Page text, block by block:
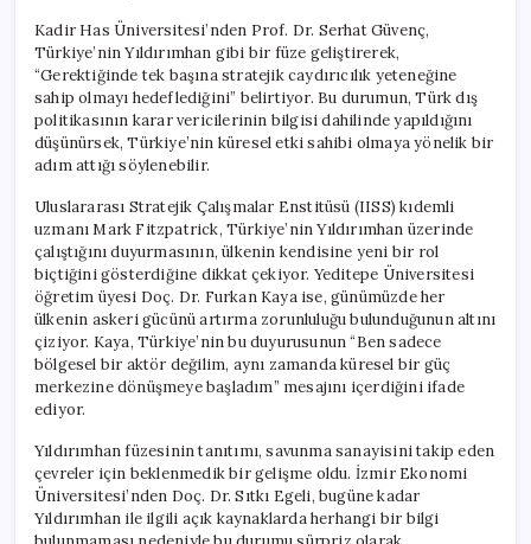
Kadir Has Üniversitesi’nden Prof. Dr. Serhat Güvenç,
Türkiye’nin Yıldırımhan gibi bir füze geliştirerek,
“Gerektiğinde tek başına stratejik caydırıcılık yeteneğine
sahip olmayı hedeflediğini” belirtiyor. Bu durumun, Türk dış
politikasının karar vericilerinin bilgisi dahilinde yapıldığını
düşünürsek, Türkiye’nin küresel etki sahibi olmaya yönelik bir
adım attığı söylenebilir.
Uluslararası Stratejik Çalışmalar Enstitüsü (IISS) kıdemli
uzmanı Mark Fitzpatrick, Türkiye’nin Yıldırımhan üzerinde
çalıştığını duyurmasının, ülkenin kendisine yeni bir rol
biçtiğini gösterdiğine dikkat çekiyor. Yeditepe Üniversitesi
öğretim üyesi Doç. Dr. Furkan Kaya ise, günümüzde her
ülkenin askeri gücünü artırma zorunluluğu bulunduğunun altını
çiziyor. Kaya, Türkiye’nin bu duyurusunun “Ben sadece
bölgesel bir aktör değilim, aynı zamanda küresel bir güç
merkezine dönüşmeye başladım” mesajını içerdiğini ifade
ediyor.
Yıldırımhan füzesinin tanıtımı, savunma sanayisini takip eden
çevreler için beklenmedik bir gelişme oldu. İzmir Ekonomi
Üniversitesi’nden Doç. Dr. Sıtkı Egeli, bugüne kadar
Yıldırımhan ile ilgili açık kaynaklarda herhangi bir bilgi